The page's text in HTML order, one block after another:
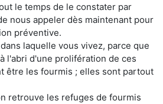
le temps de le constater par
nous appeler dès maintenant pour
préventive.
laquelle vous vivez, parce que
l'abri d'une prolifération de ces
être les fourmis ; elles sont partout
retrouve les refuges de fourmis